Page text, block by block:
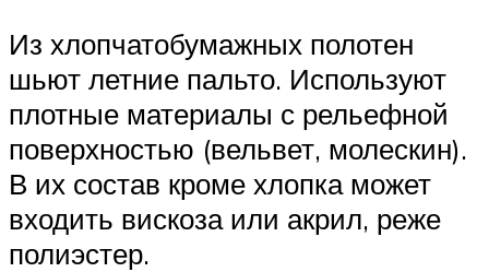
Из хлопчатобумажных полотен
шьют летние пальто. Используют
плотные материалы с рельефной
поверхностью (вельвет, молескин).
В их состав кроме хлопка может
входить вискоза или акрил, реже
полиэстер.